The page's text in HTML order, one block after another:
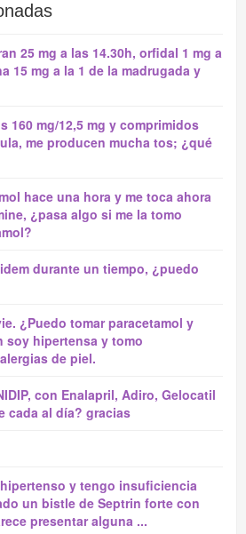
25 mg a las 14.30h, orfidal 1 mg a
15 mg a la 1 de la madrugada y
160 mg/12,5 mg y comprimidos
me producen mucha tos; ¿qué
hace una hora y me toca ahora
¿pasa algo si me la tomo
durante un tiempo, ¿puedo
¿Puedo tomar paracetamol y
soy hipertensa y tomo
de piel.
con Enalapril, Adiro, Gelocatil
cada al día? gracias
y tengo insuficiencia
un bistle de Septrin forte con
presentar alguna ...